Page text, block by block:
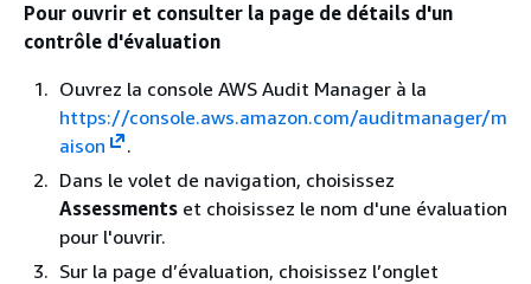
Pour ouvrir et consulter la page de détails d'un
contrôle d'évaluation
Ouvrez la console AWS Audit Manager à la
https://console.aws.amazon.com/auditmanager/m
aison
.
Dans le volet de navigation, choisissez
Assessments et choisissez le nom d'une évaluation
pour l'ouvrir.
Sur la page d’évaluation, choisissez l’onglet